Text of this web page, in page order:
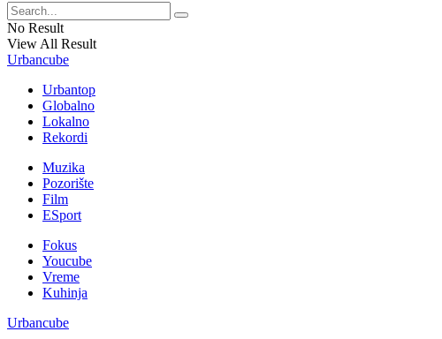
No Result
View All Result
Urbancube
Urbantop
Globalno
Lokalno
Rekordi
Muzika
Pozorište
Film
ESport
Fokus
Youcube
Vreme
Kuhinja
Urbancube